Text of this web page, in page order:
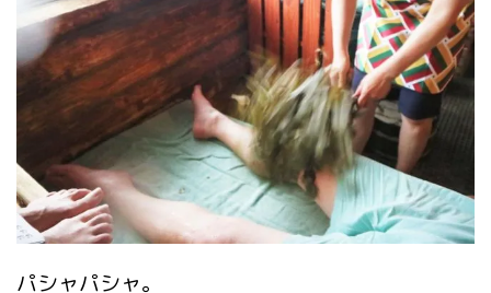
パシャパシャ。